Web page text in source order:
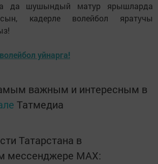
да шушындый матур ярышларда
кадерле волейбол яратучы
уйнарга!
важным и интересным в
Татмедиа
Татарстана в
мессенджере MАХ: